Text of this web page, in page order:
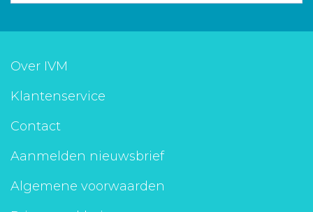
Over IVM
Klantenservice
Contact
Aanmelden nieuwsbrief
Algemene voorwaarden